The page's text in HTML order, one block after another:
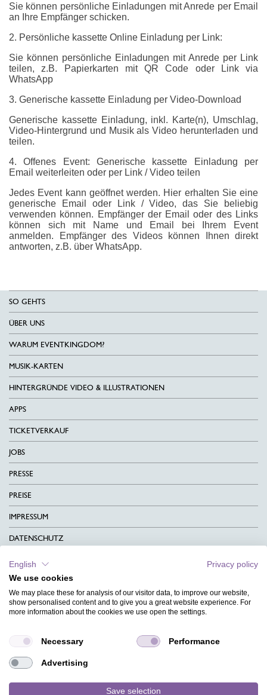
Sie können persönliche Einladungen mit Anrede per Email
an Ihre Empfänger schicken.
2. Persönliche kassette Online Einladung per Link:
Sie können persönliche Einladungen mit Anrede per Link
teilen, z.B. Papierkarten mit QR Code oder Link via
WhatsApp
3. Generische kassette Einladung per Video-Download
Generische kassette Einladung, inkl. Karte(n), Umschlag,
Video-Hintergrund und Musik als Video herunterladen und
teilen.
4. Offenes Event: Generische kassette Einladung per
Email weiterleiten oder per Link / Video teilen
Jedes Event kann geöffnet werden. Hier erhalten Sie eine
generische Email oder Link / Video, das Sie beliebig
verwenden können. Empfänger der Email oder des Links
können sich mit Name und Email bei Ihrem Event
anmelden. Empfänger des Videos können Ihnen direkt
antworten, z.B. über WhatsApp.
SO GEHTS
ÜBER UNS
WARUM EVENTKINGDOM?
MUSIK-KARTEN
HINTERGRÜNDE VIDEO & ILLUSTRATIONEN
APPS
TICKETVERKAUF
JOBS
PRESSE
PREISE
IMPRESSUM
DATENSCHUTZ
KONTAKT
AGB
CHARITY
MAGAZIN
HILFE
English
Privacy policy
We use cookies
We may place these for analysis of our visitor data, to improve our website,
show personalised content and to give you a great website experience. For
more information about the cookies we use open the settings.
Necessary Performance
Advertising
Save selection